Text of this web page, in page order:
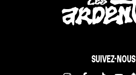
SUIVEZ-NOUS